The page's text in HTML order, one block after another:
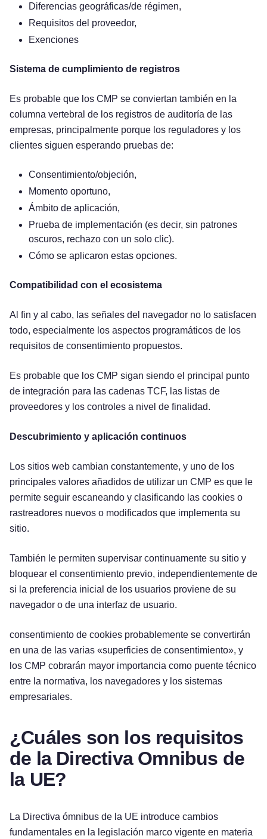
Diferencias geográficas/de régimen,
Requisitos del proveedor,
Exenciones
Sistema de cumplimiento de registros
Es probable que los CMP se conviertan también en la
columna vertebral de los registros de auditoría de las
empresas, principalmente porque los reguladores y los
clientes siguen esperando pruebas de:
Consentimiento/objeción,
Momento oportuno,
Ámbito de aplicación,
Prueba de implementación (es decir, sin patrones
oscuros, rechazo con un solo clic).
Cómo se aplicaron estas opciones.
Compatibilidad con el ecosistema
Al fin y al cabo, las señales del navegador no lo satisfacen
todo, especialmente los aspectos programáticos de los
requisitos de consentimiento propuestos.
Es probable que los CMP sigan siendo el principal punto
de integración para las cadenas TCF, las listas de
proveedores y los controles a nivel de finalidad.
Descubrimiento y aplicación continuos
Los sitios web cambian constantemente, y uno de los
principales valores añadidos de utilizar un CMP es que le
permite seguir escaneando y clasificando las cookies o
rastreadores nuevos o modificados que implementa su
sitio.
También le permiten supervisar continuamente su sitio y
bloquear el consentimiento previo, independientemente de
si la preferencia inicial de los usuarios proviene de su
navegador o de una interfaz de usuario.
consentimiento de cookies probablemente se convertirán
en una de las varias «superficies de consentimiento», y
los CMP cobrarán mayor importancia como puente técnico
entre la normativa, los navegadores y los sistemas
empresariales.
¿Cuáles son los requisitos
de la Directiva Omnibus de
la UE?
La Directiva ómnibus de la UE introduce cambios
fundamentales en la legislación marco vigente en materia